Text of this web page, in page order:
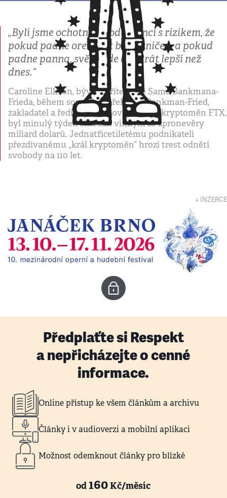
„Byli jsme ochotni si hodit mincí s rizikem, že
pokud padne orel, svět bude zničen, a pokud
padne panna, svět bude dvakrát lepší než
dnes.“
Caroline Ellison, bývalá přítelkyně Sama Bankmana-
Frieda, během soudního přelíčení. Bankman-Fried,
zakladatel a ředitel zkrachovalé burzy kryptoměn FTX,
byl minulý týden shledán vinným ze zpronevěry
miliard dolarů. Jednatřicetiletému podnikateli
přezdívanému „král kryptoměn“ hrozí trest odnětí
svobody na 110 let.
↓ INZERCE
Předplaťte si Respekt
a nepřicházejte o cenné
informace.
Online přístup ke všem článkům a archivu
Články i v audioverzi a mobilní aplikaci
Možnost odemknout články pro blízké
od160Kč/měsíc